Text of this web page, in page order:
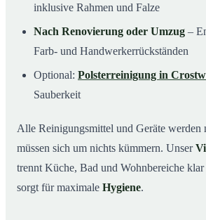
inklusive Rahmen und Falze
Nach Renovierung oder Umzug –
Farb- und Handwerkerrückständen
Optional: Polsterreinigung in
Sauberkeit
Alle Reinigungsmittel und Geräte werden
müssen sich um nichts kümmern. Unser
trennt Küche, Bad und Wohnbereiche
sorgt für maximale Hygiene.